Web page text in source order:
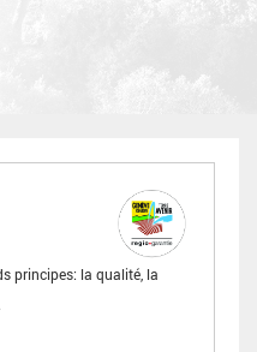
principes: la qualité, la